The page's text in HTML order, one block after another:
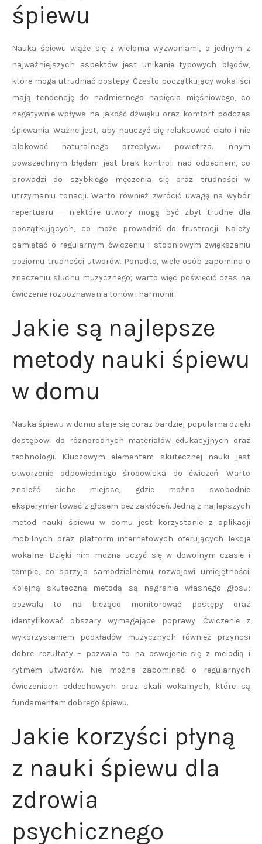
śpiewu
Nauka śpiewu wiąże się z wieloma wyzwaniami, a jednym z
najważniejszych aspektów jest unikanie typowych błędów,
które mogą utrudniać postępy. Często początkujący wokaliści
mają tendencję do nadmiernego napięcia mięśniowego, co
negatywnie wpływa na jakość dźwięku oraz komfort podczas
śpiewania. Ważne jest, aby nauczyć się relaksować ciało i nie
blokować naturalnego przepływu powietrza. Innym
powszechnym błędem jest brak kontroli nad oddechem, co
prowadzi do szybkiego męczenia się oraz trudności w
utrzymaniu tonacji. Warto również zwrócić uwagę na wybór
repertuaru – niektóre utwory mogą być zbyt trudne dla
początkujących, co może prowadzić do frustracji. Należy
pamiętać o regularnym ćwiczeniu i stopniowym zwiększaniu
poziomu trudności utworów. Ponadto, wiele osób zapomina o
znaczeniu słuchu muzycznego; warto więc poświęcić czas na
ćwiczenie rozpoznawania tonów i harmonii.
Jakie są najlepsze
metody nauki śpiewu
w domu
Nauka śpiewu w domu staje się coraz bardziej popularna dzięki
dostępowi do różnorodnych materiałów edukacyjnych oraz
technologii. Kluczowym elementem skutecznej nauki jest
stworzenie odpowiedniego środowiska do ćwiczeń. Warto
znaleźć ciche miejsce, gdzie można swobodnie
eksperymentować z głosem bez zakłóceń. Jedną z najlepszych
metod nauki śpiewu w domu jest korzystanie z aplikacji
mobilnych oraz platform internetowych oferujących lekcje
wokalne. Dzięki nim można uczyć się w dowolnym czasie i
tempie, co sprzyja samodzielnemu rozwojowi umiejętności.
Kolejną skuteczną metodą są nagrania własnego głosu;
pozwala to na bieżąco monitorować postępy oraz
identyfikować obszary wymagające poprawy. Ćwiczenie z
wykorzystaniem podkładów muzycznych również przynosi
dobre rezultaty – pozwala to na oswojenie się z melodią i
rytmem utworów. Nie można zapominać o regularnych
ćwiczeniach oddechowych oraz skali wokalnych, które są
fundamentem dobrego śpiewu.
Jakie korzyści płyną
z nauki śpiewu dla
zdrowia
psychicznego